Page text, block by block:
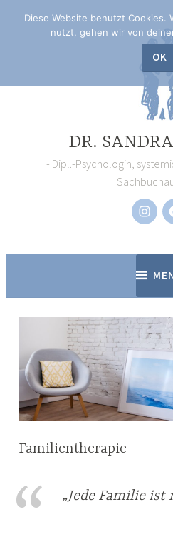
Inhalt
DR.
Dipl.-Psychologin,
Familientherapie
„Jede Familie
Diese Website benutzt Cookies.
nutzt, gehen wir von
OK